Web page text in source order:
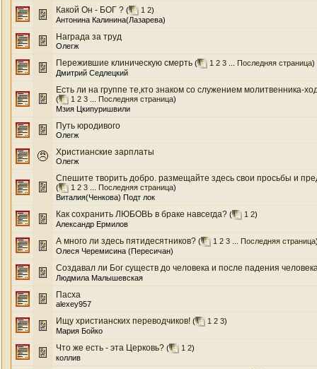
Какой Он - БОГ ? ( 1 2)
Антонина Калинина(Лазарева)
Награда за труд
Олегж
Пережившие клиническую смерть ( 1 2 3 Последняя страница)
Дмитрий Седлецкий
Есть ли на группе те,кто знаком со служением молитвенника-
( 1 2 3 Последняя страница)
Мзия Цкипуришвили
Путь юродивого
Олегж
Христианские зарплаты
Олегж
Спешите творить добро. размещайте здесь свои просьбы и
( 1 2 3 Последняя страница)
Виталия(Ченкова) Подт лок
Как сохранить ЛЮБОВЬ в браке навсегда? ( 1 2)
Александр Ермилов
А много ли здесь пятидесятников? ( 1 2 3 Последняя страница
Олеся Черемисина (Пересичан)
Создавал ли Бог существ до человека и после падения
Людмила Малышевская
Пасха
alexey957
Ищу христианских переводчиков! ( 1 2 3)
Мария Бойко
Что же есть - эта Церковь? ( 1 2)
коллив